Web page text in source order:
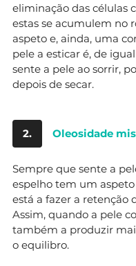
eliminação das células
estas se acumulem no
aspeto e, ainda, uma
pele a esticar é, de
sente a pele ao sorrir,
depois de secar.
2. Oleosidade
Sempre que sente a
espelho tem um aspeto
está a fazer a retenção
Assim, quando a pele
também a produzir
o equilibro.